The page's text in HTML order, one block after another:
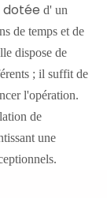
d' un
de temps et de
dispose de
; il suffit de
l'opération.
de
une